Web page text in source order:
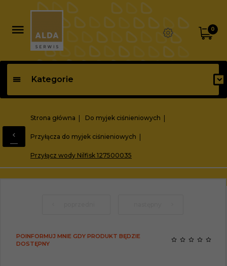
0
Kategorie
Strona główna Do myjek ciśnieniowych
Przyłącza do myjek ciśnieniowych
Przyłącz wody Nilfisk 127500035
POINFORMUJ MNIE GDY PRODUKT BĘDZIE
DOSTĘPNY